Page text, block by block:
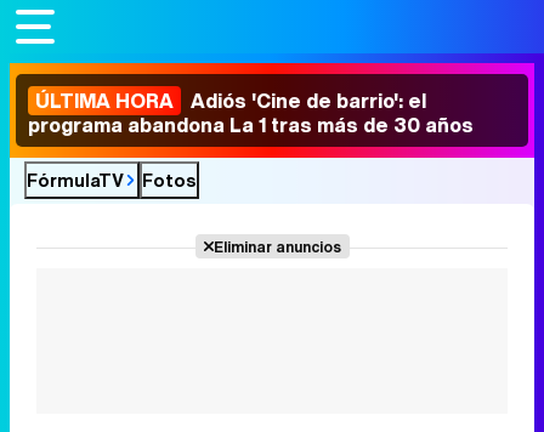
ÚLTIMA HORA Adiós 'Cine de barrio': el
programa abandona La 1 tras más de 30 años
FórmulaTV Fotos
Eliminar anuncios